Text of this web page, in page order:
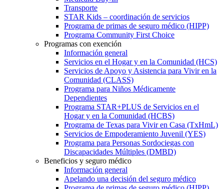
Transporte
STAR Kids – coordinación de servicios
Programa de primas de seguro médico (HIPP)
Programa Community First Choice
Programas con exención
Información general
Servicios en el Hogar y en la Comunidad (HCS)
Servicios de Apoyo y Asistencia para Vivir en la
Comunidad (CLASS)
Programa para Niños Médicamente
Dependientes
Programa STAR+PLUS de Servicios en el
Hogar y en la Comunidad (HCBS)
Programa de Texas para Vivir en Casa (TxHmL)
Servicios de Empoderamiento Juvenil (YES)
Programa para Personas Sordociegas con
Discapacidades Múltiples (DMBD)
Beneficios y seguro médico
Información general
Apelando una decisión del seguro médico